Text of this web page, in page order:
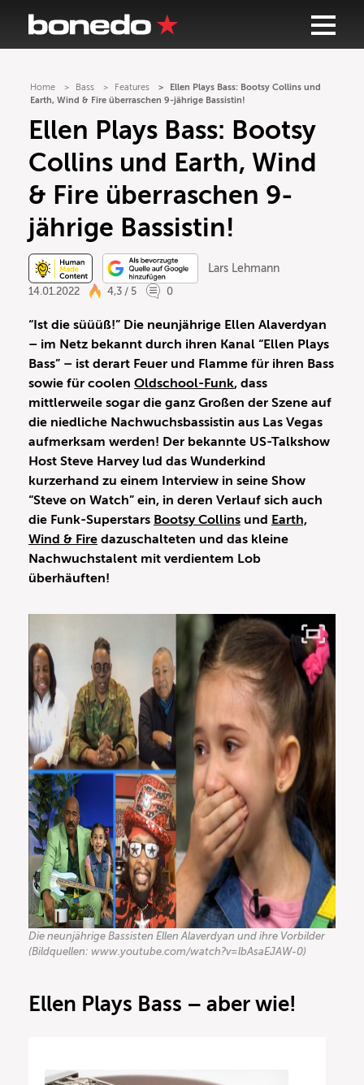
Home Bass Features
Ellen Plays Bass: Bootsy Collins und
Earth, Wind & Fire überraschen 9-jährige Bassistin!
Ellen Plays Bass: Bootsy
Collins und Earth, Wind
& Fire überraschen 9-
jährige Bassistin!
Lars Lehmann
14.01.2022
4,3 / 5 0
“Ist die süüüß!” Die neunjährige Ellen Alaverdyan
– im Netz bekannt durch ihren Kanal “Ellen Plays
Bass” – ist derart Feuer und Flamme für ihren Bass
sowie für coolen Oldschool-Funk, dass
mittlerweile sogar die ganz Großen der Szene auf
die niedliche Nachwuchsbassistin aus Las Vegas
aufmerksam werden! Der bekannte US-Talkshow
Host Steve Harvey lud das Wunderkind
kurzerhand zu einem Interview in seine Show
“Steve on Watch” ein, in deren Verlauf sich auch
die Funk-Superstars Bootsy Collins und Earth,
Wind & Fire dazuschalteten und das kleine
Nachwuchstalent mit verdientem Lob
überhäuften!
Die neunjährige Bassisten Ellen Alaverdyan und ihre Vorbilder
(Bildquellen: www.youtube.com/watch?v=lbAsaEJAW-0)
Ellen Plays Bass – aber wie!